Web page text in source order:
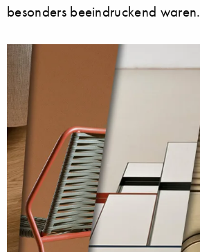
besonders beeindruckend waren.